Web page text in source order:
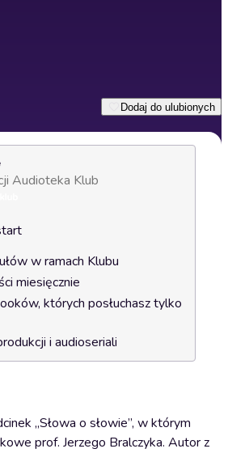
Dodaj do ulubionych
Audioteka Klub
w ramach Klubu
miesięcznie
których posłuchasz tylko
i audioseriali
„Słowa o słowie”, w którym
prof. Jerzego Bralczyka. Autor z